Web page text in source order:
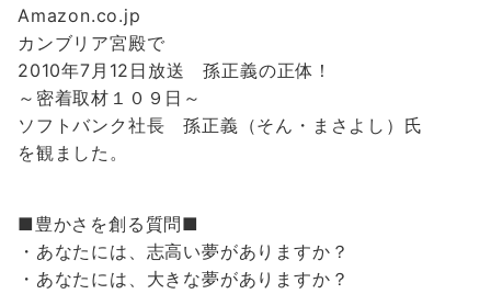
Amazon.co.jp
カンブリア宮殿で
2010年7月12日放送 孫正義の正体！
～密着取材１０９日～
ソフトバンク社長 孫正義（そん・まさよし）氏
を観ました。
■豊かさを創る質問■
・あなたには、志高い夢がありますか？
・あなたには、大きな夢がありますか？